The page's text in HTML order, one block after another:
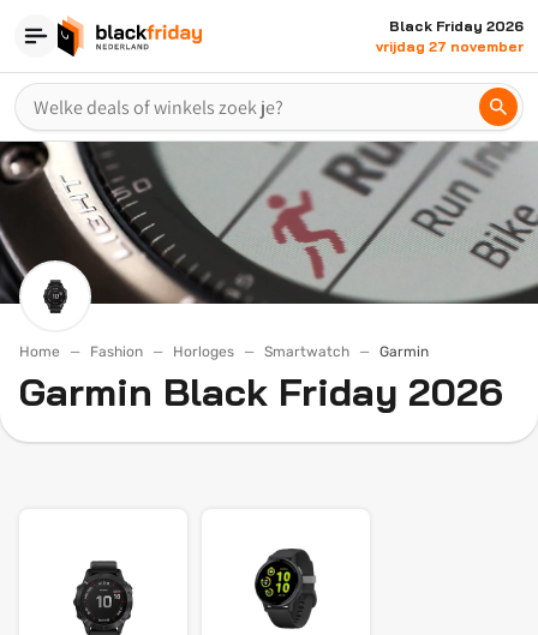
Black Friday 2026
vrijdag 27 november
Home Fashion Horloges Smartwatch Garmin
Garmin Black Friday 2026